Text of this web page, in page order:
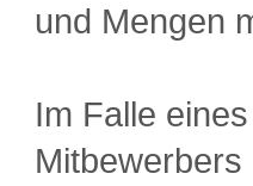
und Mengen
Im Falle